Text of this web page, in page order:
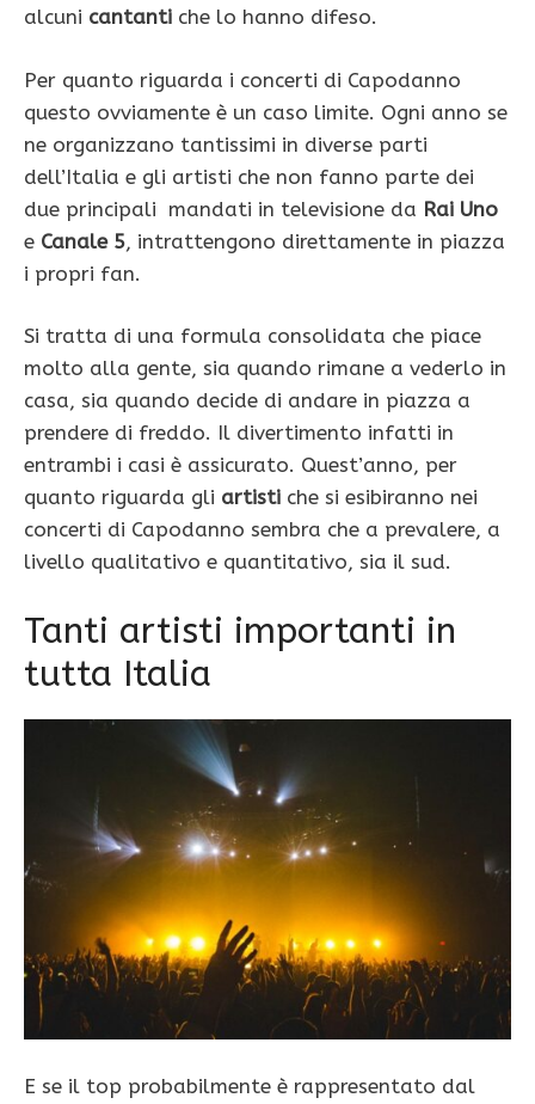
alcuni cantanti che lo hanno difeso.
Per quanto riguarda i concerti di Capodanno
questo ovviamente è un caso limite. Ogni anno se
ne organizzano tantissimi in diverse parti
dell’Italia e gli artisti che non fanno parte dei
due principali mandati in televisione da Rai Uno
e Canale 5, intrattengono direttamente in piazza
i propri fan.
Si tratta di una formula consolidata che piace
molto alla gente, sia quando rimane a vederlo in
casa, sia quando decide di andare in piazza a
prendere di freddo. Il divertimento infatti in
entrambi i casi è assicurato. Quest’anno, per
quanto riguarda gli artisti che si esibiranno nei
concerti di Capodanno sembra che a prevalere, a
livello qualitativo e quantitativo, sia il sud.
Tanti artisti importanti in
tutta Italia
E se il top probabilmente è rappresentato dal